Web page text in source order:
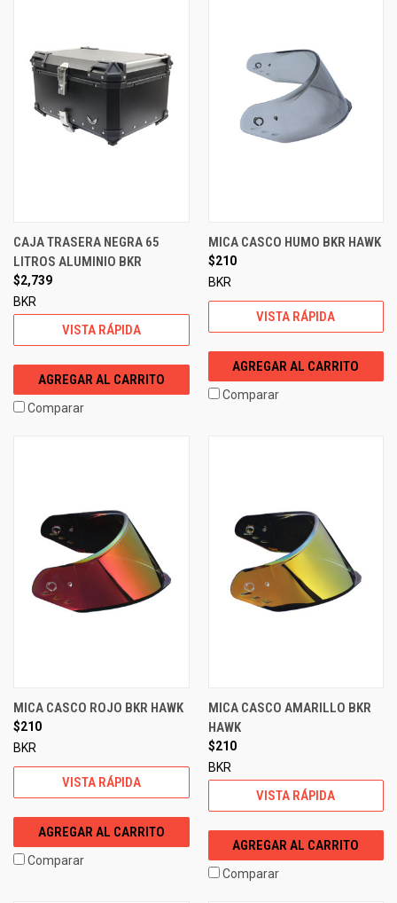
CAJA TRASERA NEGRA 65
LITROS ALUMINIO BKR
$2,739
BKR
VISTA RÁPIDA
AGREGAR AL CARRITO
Comparar
MICA CASCO HUMO BKR HAWK
$210
BKR
VISTA RÁPIDA
AGREGAR AL CARRITO
Comparar
MICA CASCO ROJO BKR HAWK
$210
BKR
VISTA RÁPIDA
AGREGAR AL CARRITO
Comparar
MICA CASCO AMARILLO BKR
HAWK
$210
BKR
VISTA RÁPIDA
AGREGAR AL CARRITO
Comparar